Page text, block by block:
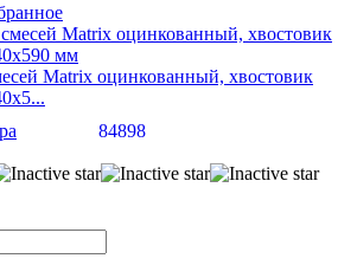
Matrix оцинкованный, хвостовик
84898